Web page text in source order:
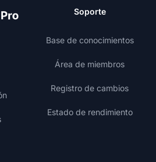
Soporte
Base de conocimientos
Área de miembros
Registro de cambios
Estado de rendimiento